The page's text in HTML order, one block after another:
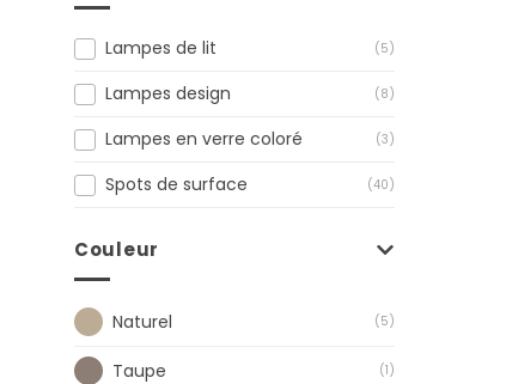
Lampes de lit (5)
Lampes design (8)
Lampes en verre coloré (3)
Spots de surface (40)
Couleur
Naturel (5)
Taupe (1)